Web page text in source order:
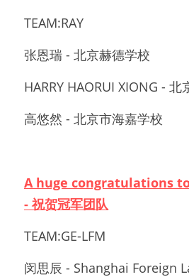
TEAM:RAY
张恩瑞 - 北京赫德学校
HARRY HAORUI XIONG - 北
高悠然 - 北京市海嘉学校
A huge congratulations
- 祝贺冠军团队
TEAM:GE-LFM
闵思辰 - Shanghai Foreign